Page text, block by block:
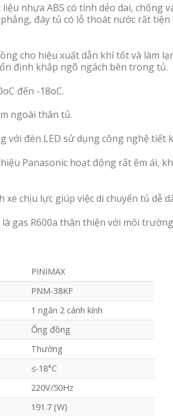
nhựa ABS có tính dẻo dai, chống
đáy tủ có lỗ thoát nước rất tiện
cho hiệu xuất dẫn khí tốt và làm
định khắp ngõ ngách bên trong tủ.
đến -18oC.
ngoài thân tủ.
với đèn LED sử dụng công nghệ tiết
Panasonic hoạt động rất êm ái,
chịu lực giúp việc di chuyển tủ dễ
gas R600a thân thiện với môi
PINIMAX
PNM-38KF
1 ngăn 2 cánh kính
Ống đồng
Thường
≤-18°C
220V/50Hz
191.7 (W)